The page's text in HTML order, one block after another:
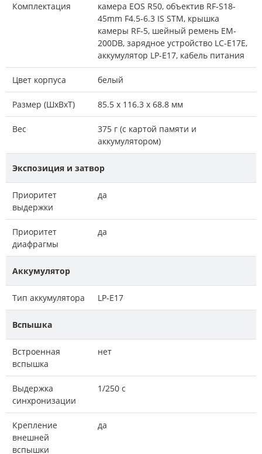
Комплектация
камера EOS R50, объектив RF-S18-
45mm F4.5-6.3 IS STM, крышка
камеры RF-5, шейный ремень EM-
200DB, зарядное устройство LC-E17E,
аккумулятор LP-E17, кабель питания
Цвет корпуса белый
Размер (ШxВxТ) 85.5 x 116.3 x 68.8 мм
Вес
375 г (с картой памяти и
аккумулятором)
Экспозиция и затвор
Приоритет
выдержки
да
Приоритет
диафрагмы
да
Аккумулятор
Тип аккумулятора LP-E17
Вспышка
Встроенная
вспышка
нет
Выдержка
синхронизации
1/250 с
Крепление
внешней
вспышки
да